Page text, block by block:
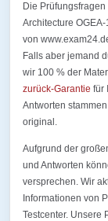
Die
Architecture OGEA-
von
Falls aber jemand
wir 100 % der
zurück-Garantie für
Antworten
original.
Aufgrund der
und Antworten
versprechen. Wir
Informationen von
Testcenter. Unsere